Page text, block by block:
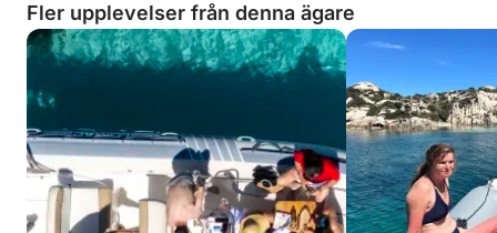
Fler upplevelser från denna ägare